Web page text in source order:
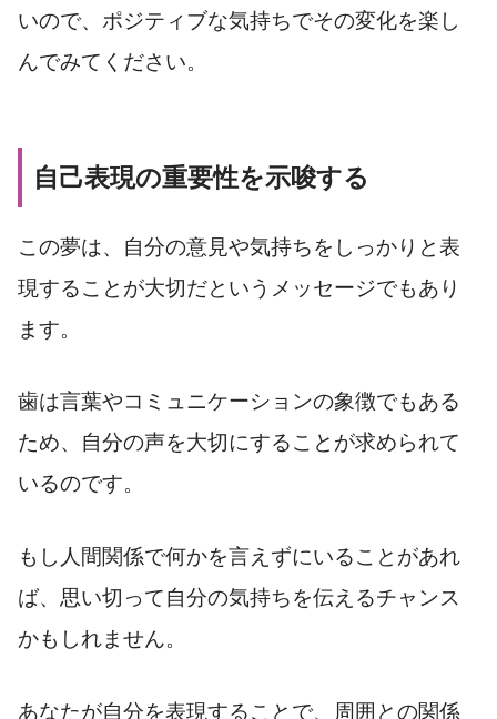
いので、ポジティブな気持ちでその変化を楽し
んでみてください。
自己表現の重要性を示唆する
この夢は、自分の意見や気持ちをしっかりと表
現することが大切だというメッセージでもあり
ます。
歯は言葉やコミュニケーションの象徴でもある
ため、自分の声を大切にすることが求められて
いるのです。
もし人間関係で何かを言えずにいることがあれ
ば、思い切って自分の気持ちを伝えるチャンス
かもしれません。
あなたが自分を表現することで、周囲との関係